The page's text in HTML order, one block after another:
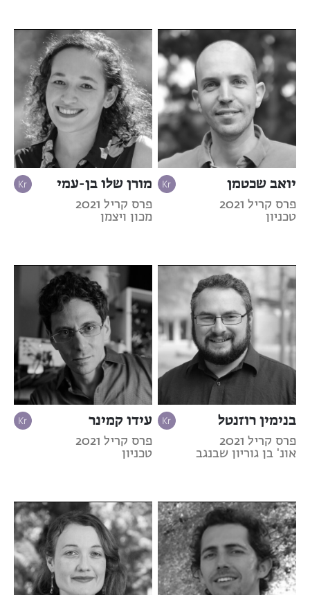
יואב שכטמן
פרס קריל 2021
טכניון
מורן שלו בן-עמי
פרס קריל 2021
מכון ויצמן
בנימין רוזנטל
פרס קריל 2021
אונ' בן גוריון שבנגב
עידו קמינר
פרס קריל 2021
טכניון